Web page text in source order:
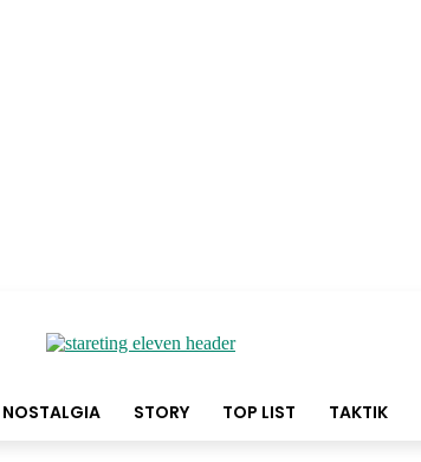
NOSTALGIA STORY TOP LIST TAKTIK